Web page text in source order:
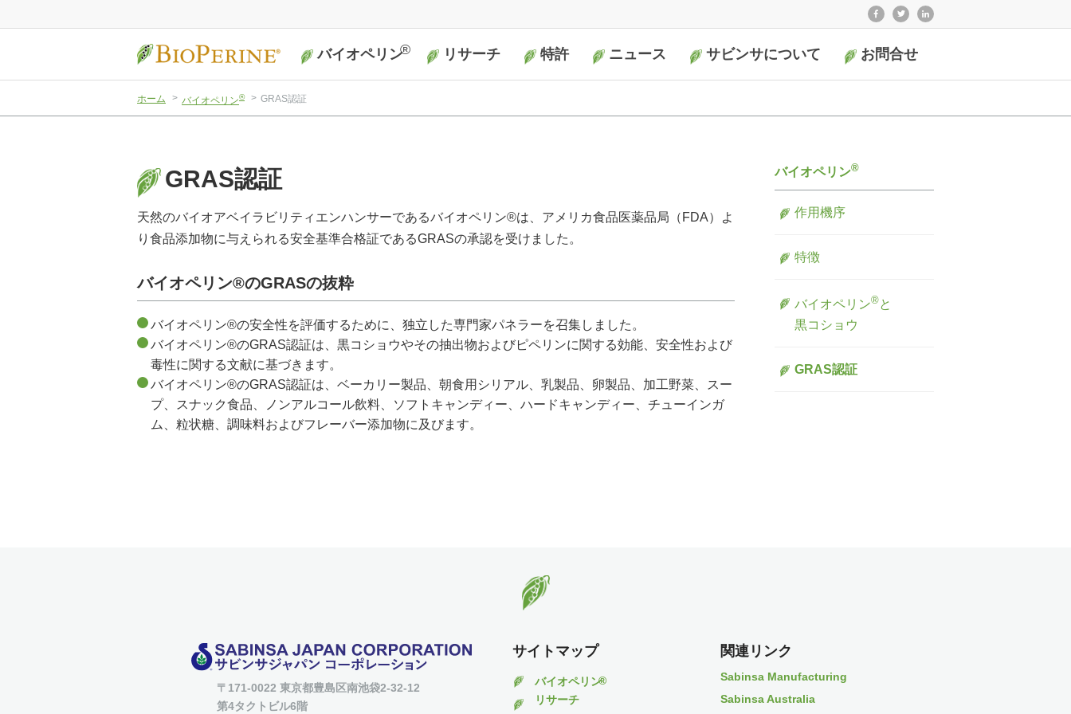
バイオペリン®
作用機序
特徴
バイオペリン
黒コショウ
GRAS認証
リサーチ 特許 ニュース サビンサについて お問合せ
ホーム バイオペリン® GRAS認証
GRAS認証
天然のバイオアベイラビリティエンハンサーであるバイオペリン®は、アメリカ食品医薬品局（FDA）よ
り食品添加物に与えられる安全基準合格証であるGRASの承認を受けました。
バイオペリン®のGRASの抜粋
バイオペリン®の安全性を評価するために、独立した専門家パネラーを召集しました。
バイオペリン®のGRAS認証は、黒コショウやその抽出物およびピペリンに関する効能、安全性および
毒性に関する文献に基づきます。
バイオペリン®のGRAS認証は、ベーカリー製品、朝食用シリアル、乳製品、卵製品、加工野菜、スー
プ、スナック食品、ノンアルコール飲料、ソフトキャンディー、ハードキャンディー、チューインガ
ム、粒状糖、調味料およびフレーバー添加物に及びます。
バイオペリン®
作用機序
特徴
バイオペリン®と
黒コショウ
GRAS認証
〒171-0022 東京都豊島区南池袋2-32-12
第4タクトビル6階
サイトマップ
バイオペリン®
リサーチ
関連リンク
Sabinsa Manufacturing
Sabinsa Australia